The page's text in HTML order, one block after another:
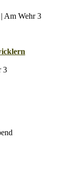
Am Wehr 3
3